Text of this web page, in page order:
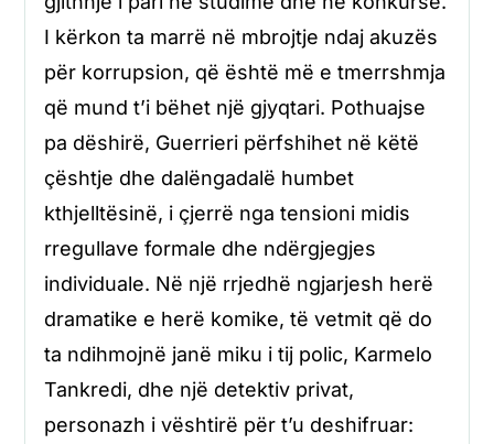
I kërkon ta marrë në mbrojtje ndaj akuzës
për korrupsion, që është më e tmerrshmja
që mund t’i bëhet një gjyqtari. Pothuajse
pa dëshirë, Guerrieri përfshihet në këtë
çështje dhe dalëngadalë humbet
kthjelltësinë, i çjerrë nga tensioni midis
rregullave formale dhe ndërgjegjes
individuale. Në një rrjedhë ngjarjesh herë
dramatike e herë komike, të vetmit që do
ta ndihmojnë janë miku i tij polic, Karmelo
Tankredi, dhe një detektiv privat,
personazh i vështirë për t’u deshifruar: